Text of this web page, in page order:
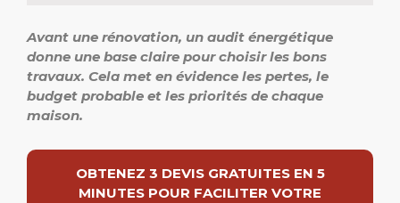
Avant une rénovation, un audit énergétique
donne une base claire pour choisir les bons
travaux. Cela met en évidence les pertes, le
budget probable et les priorités de chaque
maison.
OBTENEZ 3 DEVIS GRATUITES EN 5
MINUTES POUR FACILITER VOTRE